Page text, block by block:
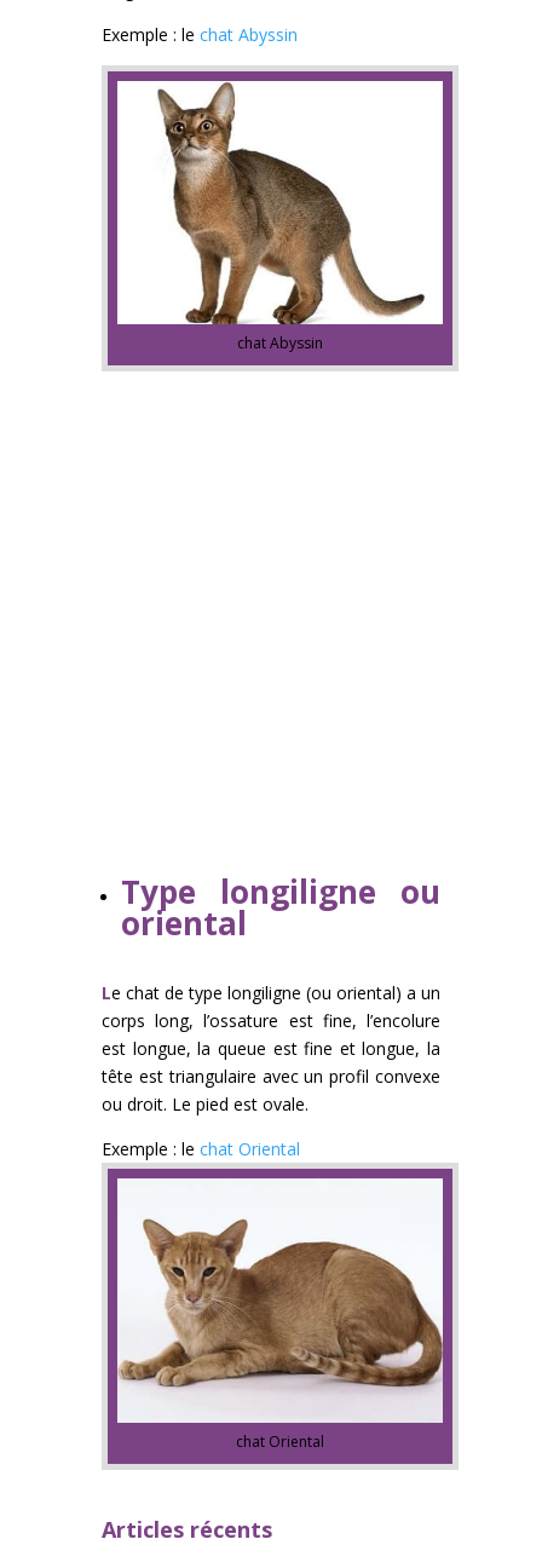
Exemple : le chat Abyssin
chat Abyssin
Type longiligne ou
oriental
Le chat de type longiligne (ou oriental) a un
corps long, l’ossature est fine, l’encolure
est longue, la queue est fine et longue, la
tête est triangulaire avec un profil convexe
ou droit. Le pied est ovale.
Exemple : le chat Oriental
chat Oriental
Articles récents